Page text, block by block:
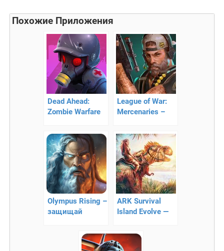
Похожие Приложения
Dead Ahead:
Zombie Warfare
зомби!
League of War:
Mercenaries –
стратегия
Olympus Rising –
защищай
ARK Survival
Island Evolve —
острове: АРК